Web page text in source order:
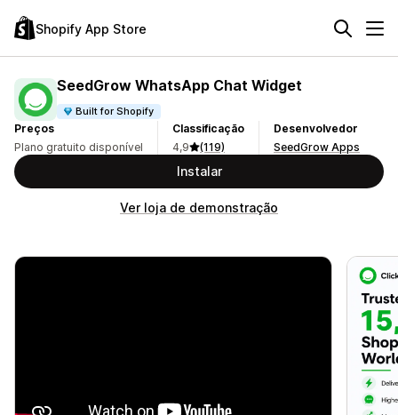
Shopify App Store
SeedGrow WhatsApp Chat Widget
Built for Shopify
Preços
Plano gratuito disponível
Classificação
4,9
(119)
Desenvolvedor
SeedGrow Apps
Instalar
Ver loja de demonstração